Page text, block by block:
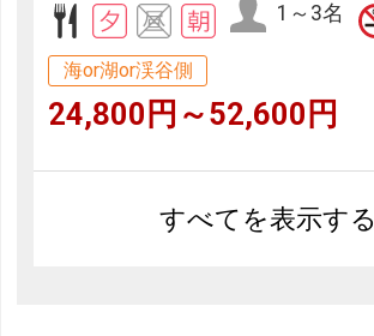
1～3名
海or湖or渓谷側
24,800円～52,600円
すべてを表示する